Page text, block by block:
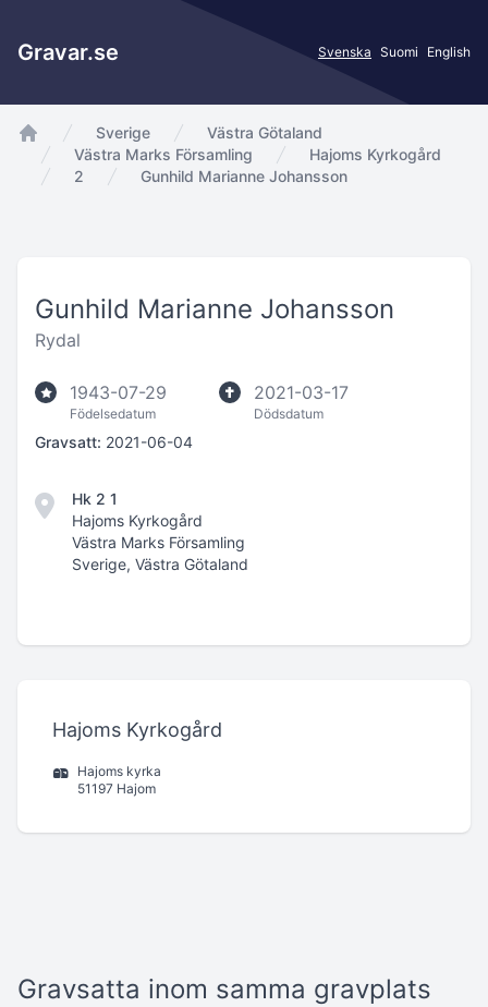
Gravar.se Svenska Suomi English
app.Start
Sverige
Västra Götaland
Västra Marks Församling
Hajoms Kyrkogård
2
Gunhild Marianne Johansson
Gunhild Marianne Johansson
Rydal
1943-07-29
Födelsedatum
2021-03-17
Dödsdatum
Gravsatt: 2021-06-04
Hk 2 1
Hajoms Kyrkogård
Västra Marks Församling
Sverige, Västra Götaland
Hajoms Kyrkogård
Hajoms kyrka
51197 Hajom
Gravsatta inom samma gravplats